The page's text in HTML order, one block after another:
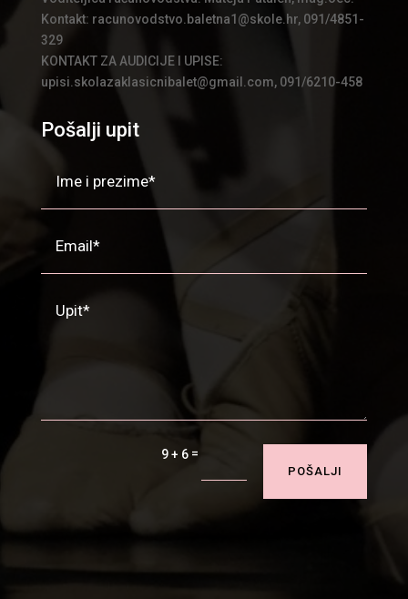
Kontakt: racunovodstvo.baletna1@skole.hr, 091/4851-
329
KONTAKT ZA AUDICIJE I UPISE:
upisi.skolazaklasicnibalet@gmail.com, 091/6210-458
Pošalji upit
9 + 6 =
POŠALJI